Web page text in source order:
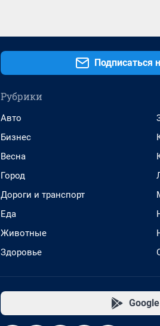
Подписаться
Рубрики
Авто
Бизнес
Весна
Город
Дороги и транспорт
Еда
Животные
Здоровье